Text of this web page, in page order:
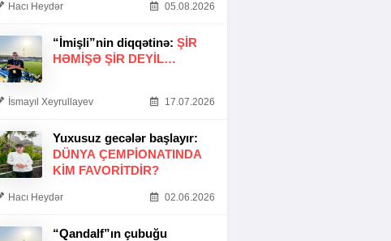
Hacı Heydər 05.08.2026
“İmişli”nin diqqətinə: ŞIR
HƏMIŞƏ ŞIR DEYIL…
İsmayıl Xeyrullayev 17.07.2026
Yuxusuz gecələr başlayır:
DÜNYA ÇEMPIONATINDA
KIM FAVORITDIR?
Hacı Heydər 02.06.2026
“Qandalf”ın çubuğu